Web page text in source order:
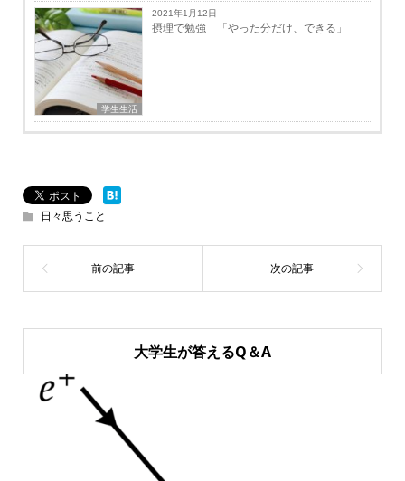
学生生活
2021年1月12日
摂理で勉強 「やった分だけ、できる」
日々思うこと
大学生が答えるQ＆A